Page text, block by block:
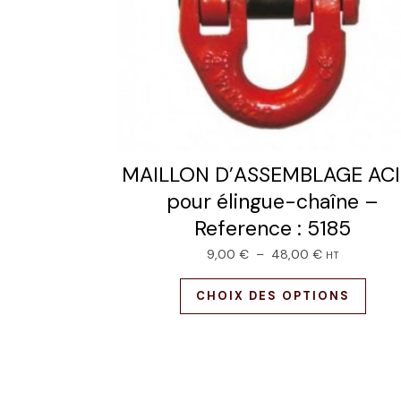
MAILLON D’ASSEMBLAGE
pour élingue-chaîne –
Reference : 5185
9,00 € – 48,00 € HT
CHOIX DES OPTIONS